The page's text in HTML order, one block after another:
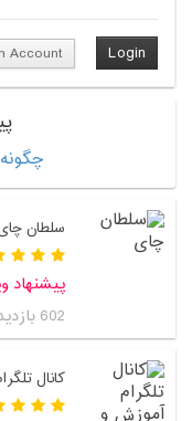
Account
سلطان
پیشنهاد
602 بازدید
کانال